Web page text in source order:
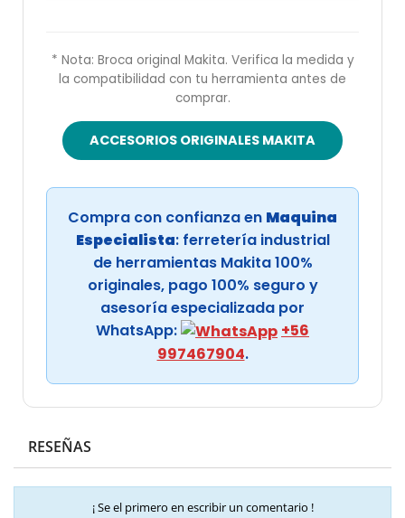
* Nota: Broca original Makita. Verifica la medida y
la compatibilidad con tu herramienta antes de
comprar.
ACCESORIOS ORIGINALES MAKITA
Compra con confianza en Maquina
Especialista: ferretería industrial
de herramientas Makita 100%
originales, pago 100% seguro y
asesoría especializada por
WhatsApp:
+56
997467904.
RESEÑAS
¡ Se el primero en escribir un comentario !